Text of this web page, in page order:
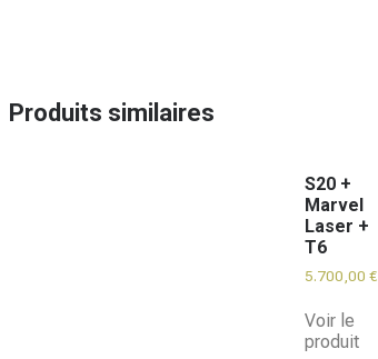
Produits similaires
S20 +
Marvel
Laser +
T6
5.700,00 €
Voir le
produit